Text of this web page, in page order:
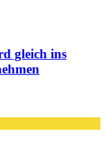
gleich ins